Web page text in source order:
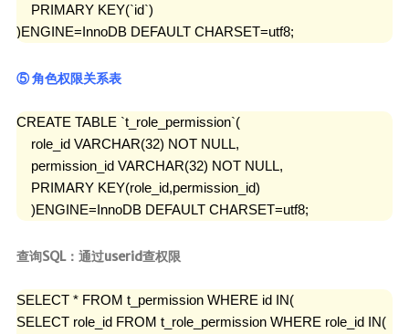
    PRIMARY KEY(`id`)
)ENGINE=InnoDB DEFAULT CHARSET=utf8;
⑤ 角色权限关系表
CREATE TABLE `t_role_permission`(
    role_id VARCHAR(32) NOT NULL,
    permission_id VARCHAR(32) NOT NULL,
    PRIMARY KEY(role_id,permission_id)
    )ENGINE=InnoDB DEFAULT CHARSET=utf8;
查询SQL：通过userid查权限
SELECT * FROM t_permission WHERE id IN(
SELECT role_id FROM t_role_permission WHERE role_id IN(